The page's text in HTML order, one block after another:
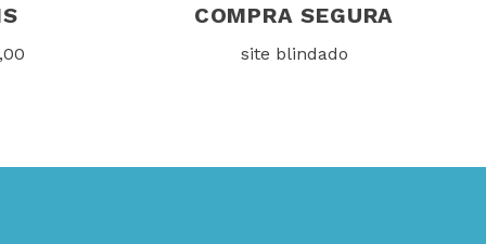
COMPRA SEGURA
site blindado